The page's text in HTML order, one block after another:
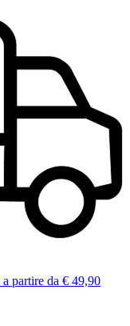
a partire da € 49,90